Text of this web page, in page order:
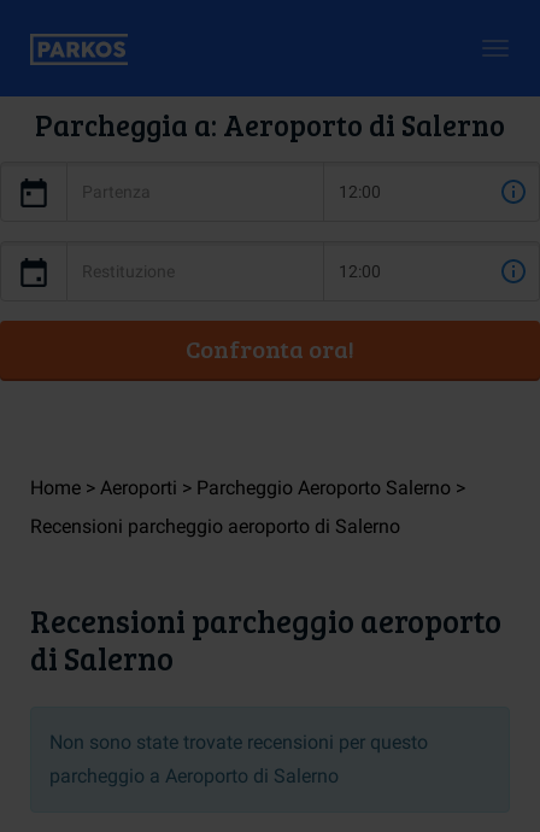
Parcheggia a: Aeroporto di Salerno
Confronta ora!
Home Aeroporti
Parcheggio Aeroporto Salerno
Recensioni parcheggio aeroporto di Salerno
Recensioni parcheggio aeroporto
di Salerno
Non sono state trovate recensioni per questo
parcheggio a Aeroporto di Salerno